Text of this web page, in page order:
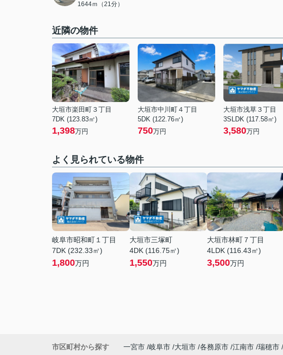
1644ｍ（21分）
近隣の物件
大垣市楽田町３丁目
7DK (123.83㎡)
1,398万円
大垣市中川町４丁目
5DK (122.76㎡)
750万円
大垣市浅草３丁目
3SLDK (117.58㎡)
3,580万円
よく見られている物件
岐阜市昭和町１丁目
7DK (232.33㎡)
1,800万円
大垣市三塚町
4DK (116.75㎡)
1,550万円
大垣市林町７丁目
4LDK (116.43㎡)
3,500万円
市区町村から探す 一宮市 岐阜市 大垣市 各務原市 江南市 瑞穂市